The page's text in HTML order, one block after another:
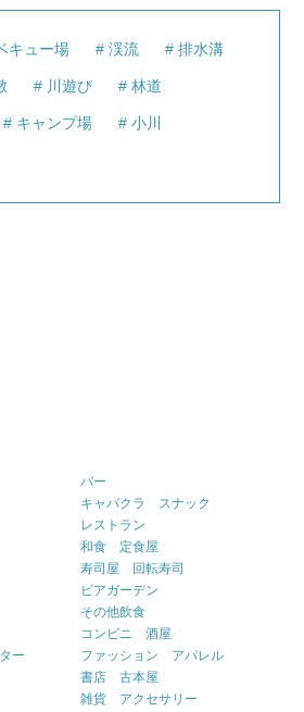
キュー場 渓流 排水溝
川遊び 林道
キャンプ場 小川
バー
キャバクラ スナック
レストラン
和食 定食屋
寿司屋 回転寿司
ビアガーデン
その他飲食
コンビニ 酒屋
ー
ファッション アパレル
書店 古本屋
雑貨 アクセサリー